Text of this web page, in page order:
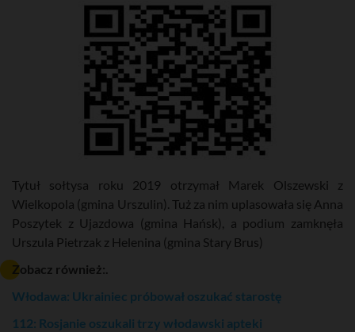
Tytuł sołtysa roku 2019 otrzymał Marek Olszewski z
Wielkopola (gmina Urszulin). Tuż za nim uplasowała się Anna
Poszytek z Ujazdowa (gmina Hańsk), a podium zamknęła
Urszula Pietrzak z Helenina (gmina Stary Brus)
Zobacz również:.
Włodawa: Ukrainiec próbował oszukać starostę
112: Rosjanie oszukali trzy włodawski apteki